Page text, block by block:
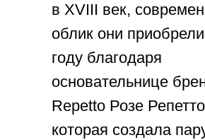
в XVIII век,
облик они
году благодаря
основательнице
Repetto Розе
которая создала